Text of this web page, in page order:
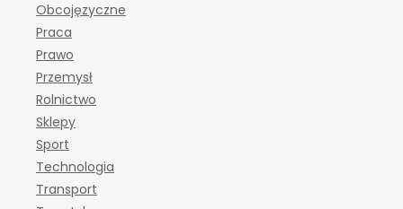
Obcojęzyczne
Praca
Prawo
Przemysł
Rolnictwo
Sklepy
Sport
Technologia
Transport